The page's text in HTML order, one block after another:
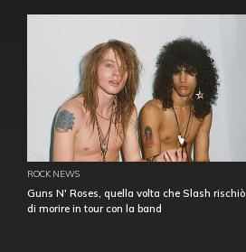
ROCK NEWS
Guns N' Roses, quella volta che Slash rischiò
di morire in tour con la band